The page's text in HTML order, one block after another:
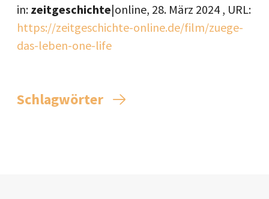
in: zeitgeschichte|online, 28. März 2024 , URL:
https://zeitgeschichte-online.de/film/zuege-
das-leben-one-life
Schlagwörter